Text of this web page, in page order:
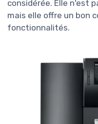
considérée. Elle n'est
mais elle offre un bon
fonctionnalités.